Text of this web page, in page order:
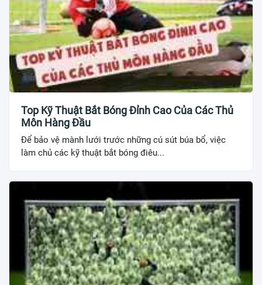
Top Kỹ Thuật Bắt Bóng Đỉnh Cao Của Các Thủ
Môn Hàng Đầu
Để bảo vệ mành lưới trước những cú sút búa bổ, việc
làm chủ các kỹ thuật bắt bóng điêu...